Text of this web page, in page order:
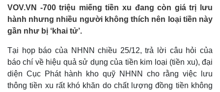
Việc làm
Biển đảo
VOV.VN -700 triệu miếng tiền xu đang còn giá trị lưu
hành nhưng nhiều người không thích nên loại tiền này
gần như bị ‘khai tử’.
Tại họp báo của NHNN chiều 25/12, trả lời câu hỏi của
báo chí về hiệu quả sử dụng của tiền kim loại (tiền xu), đại
diện Cục Phát hành kho quỹ NHNN cho rằng việc lưu
thông tiền xu rất khó khăn do chất lượng đồng tiền không